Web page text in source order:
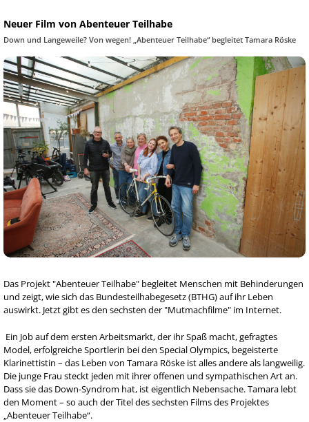
Neuer Film von Abenteuer Teilhabe
Down und Langeweile? Von wegen! „Abenteuer Teilhabe“ begleitet Tamara Röske
Das Projekt "Abenteuer Teilhabe" begleitet Menschen mit Behinderungen
und zeigt, wie sich das Bundesteilhabegesetz (BTHG) auf ihr Leben
auswirkt. Jetzt gibt es den sechsten der "Mutmachfilme" im Internet.
Ein Job auf dem ersten Arbeitsmarkt, der ihr Spaß macht, gefragtes
Model, erfolgreiche Sportlerin bei den Special Olympics, begeisterte
Klarinettistin – das Leben von Tamara Röske ist alles andere als langweilig.
Die junge Frau steckt jeden mit ihrer offenen und sympathischen Art an.
Dass sie das Down-Syndrom hat, ist eigentlich Nebensache. Tamara lebt
den Moment – so auch der Titel des sechsten Films des Projektes
„Abenteuer Teilhabe“.